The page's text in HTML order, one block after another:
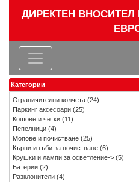
ДИРЕКТЕН ВНОСИТЕЛ
Категории
Ограничителни колчета (24)
Паркинг аксесоари (25)
Кошове и четки (11)
Пепелници (4)
Мопове и почистване (25)
Кърпи и гъби за почистване (6)
Крушки и лампи за осветление-> (5)
Батерии (2)
Разклонители (4)